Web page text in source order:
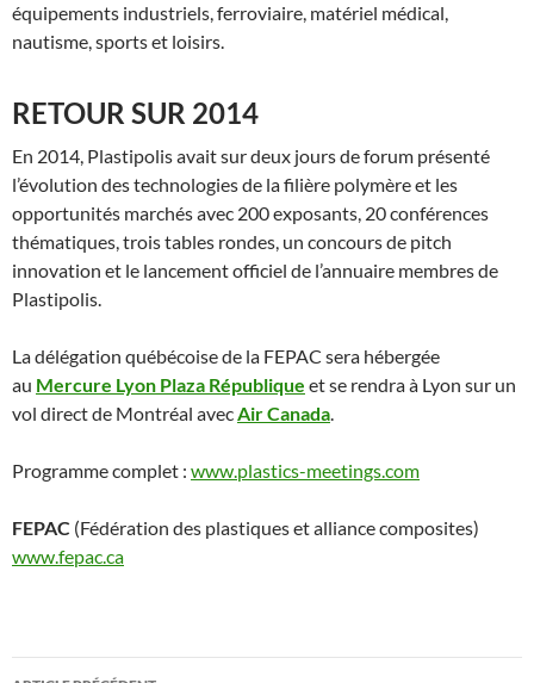
équipements industriels, ferroviaire, matériel médical,
nautisme, sports et loisirs.
RETOUR SUR 2014
En 2014, Plastipolis avait sur deux jours de forum présenté
l’évolution des technologies de la filière polymère et les
opportunités marchés avec 200 exposants, 20 conférences
thématiques, trois tables rondes, un concours de pitch
innovation et le lancement officiel de l’annuaire membres de
Plastipolis.
La délégation québécoise de la FEPAC sera hébergée
au Mercure Lyon Plaza République et se rendra à Lyon sur un
vol direct de Montréal avec Air Canada
Programme complet : www.plastics-meetings.com
FEPAC (Fédération des plastiques et alliance composites)
www.fepac.ca
Navigation